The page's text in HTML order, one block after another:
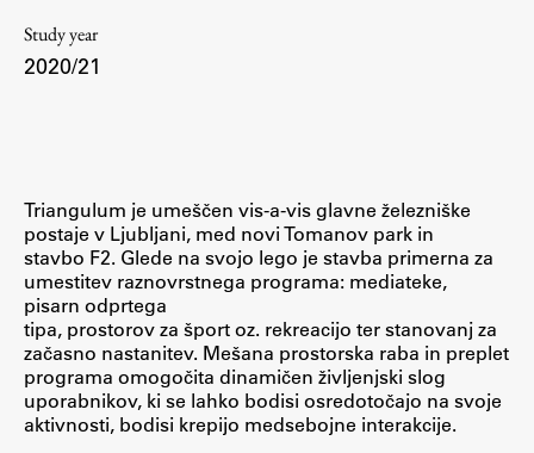
Schedules
Information for Students
Study Programmes
International Exchanges
Enrolment
Study Practice
Completing a Programme
Study year
2020/21
Triangulum je umeščen vis-a-vis glavne železniške
postaje v Ljubljani, med novi Tomanov park in
stavbo F2. Glede na svojo lego je stavba primerna za
umestitev raznovrstnega programa: mediateke,
pisarn odprtega
tipa, prostorov za šport oz. rekreacijo ter stanovanj za
začasno nastanitev. Mešana prostorska raba in preplet
programa omogočita dinamičen življenjski slog
uporabnikov, ki se lahko bodisi osredotočajo na svoje
aktivnosti, bodisi krepijo medsebojne interakcije.